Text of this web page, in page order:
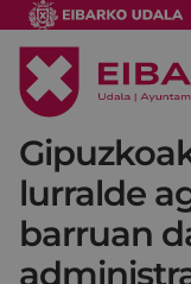
lurralde
barruan